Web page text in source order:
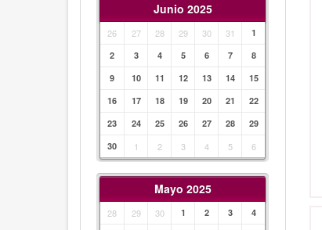
Junio 2025
26 27 28 29 30 31
1
2
3 4 5 6 7
8
9
10 11 12 13 14
15
16
17 18 19 20 21
22
23
24 25 26 27 28
29
30
1 2 3 4 5 6
Mayo 2025
28 29 30 1 2 3
4